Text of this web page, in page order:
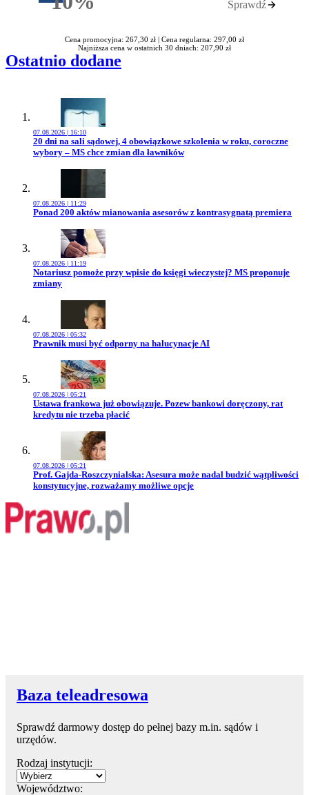
Rabatu Sprawdź
Cena promocyjna: 267,30 zł | Cena regularna: 297,00 zł
Najniższa cena w ostatnich 30 dniach: 207,90 zł
Ostatnio dodane
07.08.2026 | 16:10
Przejdź do artykułu:
20 dni na sali sądowej, 4 obowiązkowe szkolenia w roku, coroczne
wybory – MS chce zmian dla ławników
07.08.2026 | 11:29
Przejdź do artykułu:
Ponad 200 aktów mianowania asesorów z kontrasygnatą premiera
07.08.2026 | 11:19
Przejdź do artykułu:
Notariusz pomoże przy wpisie do księgi wieczystej? MS proponuje
zmiany
07.08.2026 | 05:32
Przejdź do artykułu:
Prawnik musi być odporny na halucynacje AI
07.08.2026 | 05:21
Przejdź do artykułu:
Ustawa frankowa już obowiązuje. Pozew bankowi doręczony, rat
kredytu nie trzeba płacić
07.08.2026 | 05:21
Przejdź do artykułu:
Prof. Gajda-Roszczynialska: Asesura może nadal budzić wątpliwości
konstytucyjne, rozważamy możliwe opcje
Baza teleadresowa
Sprawdź darmowy dostęp do pełnej bazy m.in. sądów i
urzędów.
Rodzaj instytucji:
Województwo: